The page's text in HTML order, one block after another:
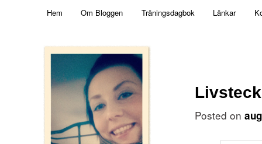
Militärmamman
Skip to primary content
Hem Om Bloggen Träningsdagbok Länkar
Posted on